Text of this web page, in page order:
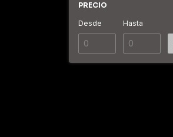
PRECIO
Desde Hasta